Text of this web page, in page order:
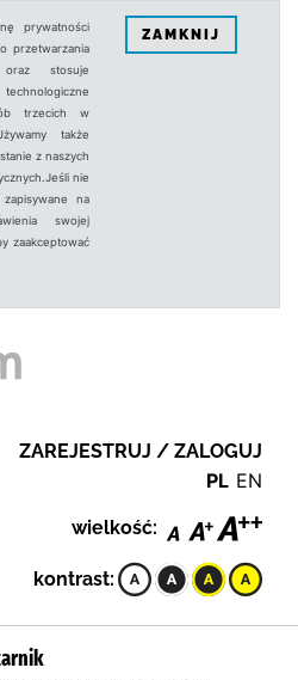
prywatności
przetwarzania
stosuje
trzecich w
także
z naszych
nie
na
swojej
zaakceptować
ZAMKNIJ
ZAREJESTRUJ / ZALOGUJ
PL EN
wielkość:
kontrast: